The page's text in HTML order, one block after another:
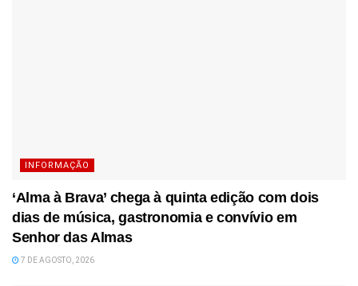
INFORMAÇÃO
‘Alma à Brava’ chega à quinta edição com dois
dias de música, gastronomia e convívio em
Senhor das Almas
7 DE AGOSTO, 2026